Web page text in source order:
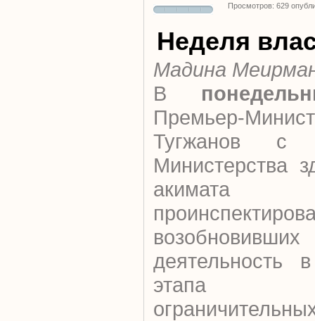
Просмотров: 629
Неделя
Мадина
В
Премьер-
Тугжанов с
Министерства
деятельность
этапа